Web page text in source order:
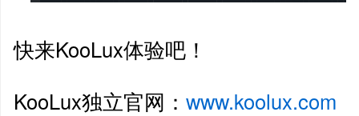
快来KooLux体验吧！
KooLux独立官网： www.koolux.com